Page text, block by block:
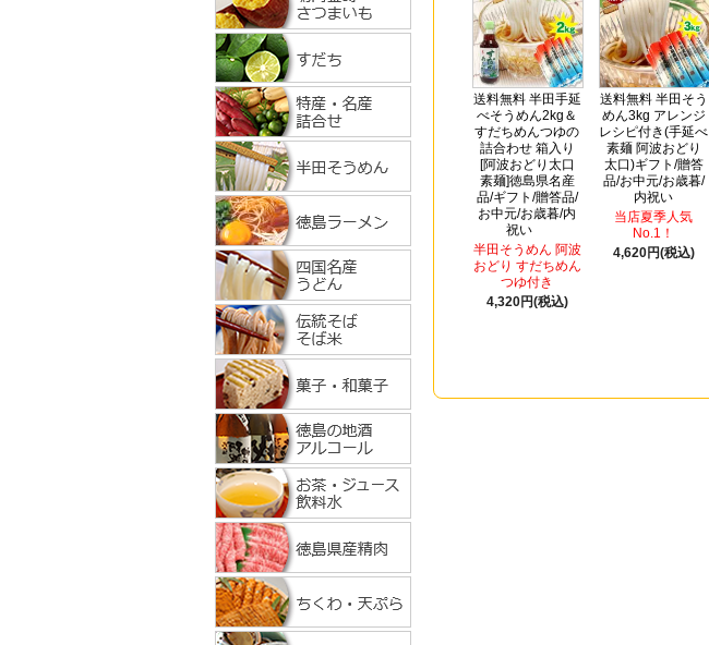
送料無料 半田手延
べそうめん2kg＆
すだちめんつゆの
詰合わせ 箱入り
[阿波おどり太口
素麺]徳島県名産
品/ギフト/贈答品/
お中元/お歳暮/内
祝い
半田そうめん 阿波
おどり すだちめん
つゆ付き
4,320円(税込)
送料無料 半田そう
めん3kg アレンジ
レシピ付き(手延べ
素麺 阿波おどり
太口)ギフト/贈答
品/お中元/お歳暮/
内祝い
当店夏季人気
No.1！
4,620円(税込)